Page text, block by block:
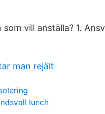
vill anställa? 1.
man rejält
lunch